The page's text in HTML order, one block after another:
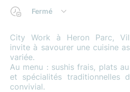
Fermé
City Work à Heron Parc,
invite à savourer une cuisine
variée.
Au menu : sushis frais, plats
et spécialités traditionnelles
convivial.